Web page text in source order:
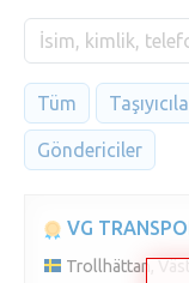
Tüm
Göndericiler
VG
Trollhättan,